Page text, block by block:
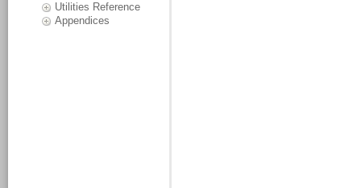
Utilities Reference
Appendices